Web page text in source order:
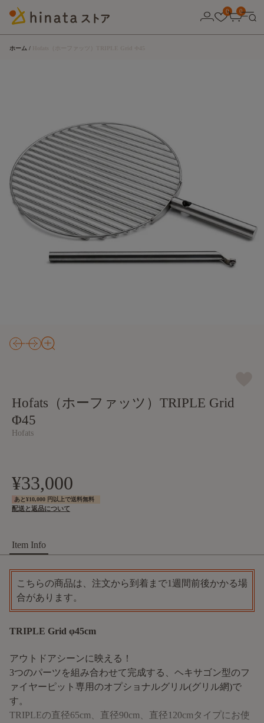
0
0
ホーム
Hofats（ホーファッツ）TRIPLE Grid
Φ45
Hofats
¥33,000
あと¥10,000 円以上で送料無料
配送と返品について
Item Info
こちらの商品は、注文から到着まで1週間前後かかる場
合があります。
TRIPLE Grid φ45cm
アウトドアシーンに映える！
3つのパーツを組み合わせて完成する、ヘキサゴン型のフ
ァイヤーピット専用のオプショナルグリル(グリル網)で
す。
TRIPLEの直径65cm、直径90cm、直径120cmタイプにお使